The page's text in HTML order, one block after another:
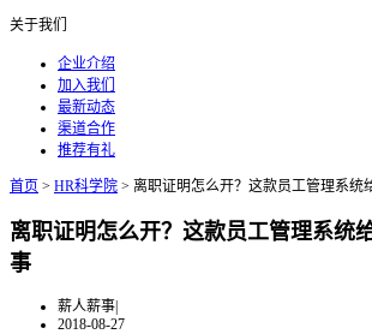
关于我们
企业介绍
加入我们
最新动态
渠道合作
推荐有礼
首页 > HR科学院 > 离职证明怎么开？这款员工管理系统
离职证明怎么开？这款员工管理系统
事
薪人薪事|
2018-08-27